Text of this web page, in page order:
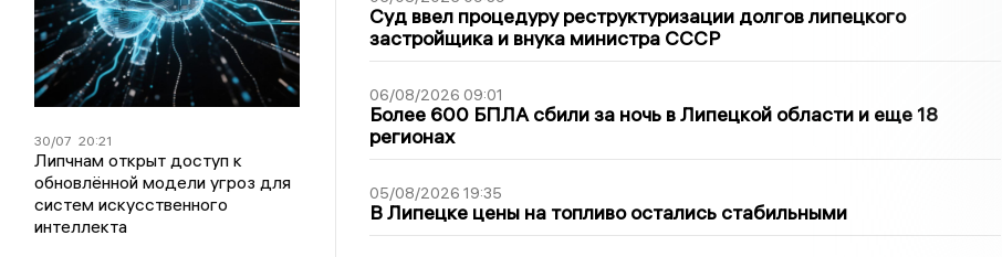
30/07 20:21
Липчнам открыт доступ к
обновлённой модели угроз для
систем искусственного
интеллекта
Суд ввел процедуру реструктуризации долгов липецкого
застройщика и внука министра СССР
06/08/2026 09:01
Более 600 БПЛА сбили за ночь в Липецкой области и еще 18
регионах
05/08/2026 19:35
В Липецке цены на топливо остались стабильными